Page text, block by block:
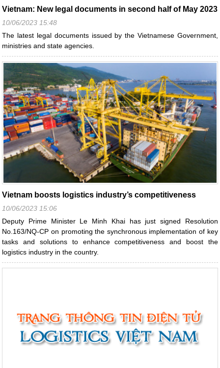
Vietnam: New legal documents in second half of May 2023
10/06/2023 15:48
The latest legal documents issued by the Vietnamese Government,
ministries and state agencies.
Vietnam boosts logistics industry’s competitiveness
10/06/2023 15:06
Deputy Prime Minister Le Minh Khai has just signed Resolution
No.163/NQ-CP on promoting the synchronous implementation of key
tasks and solutions to enhance competitiveness and boost the
logistics industry in the country.